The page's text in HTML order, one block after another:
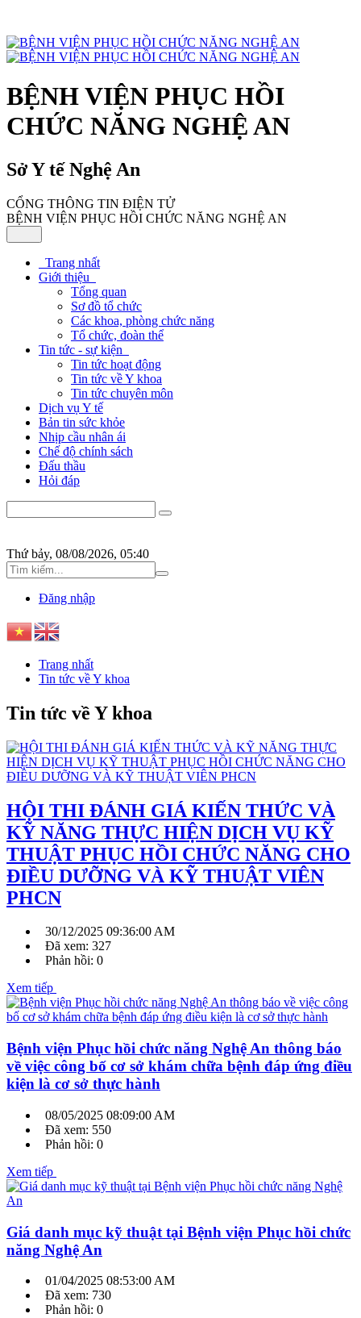
BỆNH VIỆN PHỤC HỒI
CHỨC NĂNG NGHỆ AN
Sở Y tế Nghệ An
CỔNG THÔNG TIN ĐIỆN TỬ
BỆNH VIỆN PHỤC HỒI CHỨC NĂNG NGHỆ AN
Trang nhất
Giới thiệu
Tổng quan
Sơ đồ tổ chức
Các khoa, phòng chức năng
Tổ chức, đoàn thể
Tin tức - sự kiện
Tin tức hoạt động
Tin tức về Y khoa
Tin tức chuyên môn
Dịch vụ Y tế
Bản tin sức khỏe
Nhịp cầu nhân ái
Chế độ chính sách
Đấu thầu
Hỏi đáp
Thứ bảy, 08/08/2026, 05:40
Đăng nhập
Trang nhất
Tin tức về Y khoa
Tin tức về Y khoa
HỘI THI ĐÁNH GIÁ KIẾN THỨC VÀ
KỸ NĂNG THỰC HIỆN DỊCH VỤ KỸ
THUẬT PHỤC HỒI CHỨC NĂNG CHO
ĐIỀU DƯỠNG VÀ KỸ THUẬT VIÊN
PHCN
30/12/2025 09:36:00 AM
Đã xem: 327
Phản hồi: 0
Xem tiếp
Bệnh viện Phục hồi chức năng Nghệ An thông báo
về việc công bố cơ sở khám chữa bệnh đáp ứng điều
kiện là cơ sở thực hành
08/05/2025 08:09:00 AM
Đã xem: 550
Phản hồi: 0
Xem tiếp
Giá danh mục kỹ thuật tại Bệnh viện Phục hồi chức
năng Nghệ An
01/04/2025 08:53:00 AM
Đã xem: 730
Phản hồi: 0